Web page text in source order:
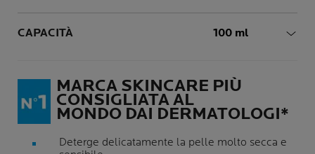
CAPACITÀ Volume
100 ml
MARCA SKINCARE PIÙ
CONSIGLIATA AL
MONDO DAI DERMATOLOGI*
Deterge delicatamente la pelle molto secca e